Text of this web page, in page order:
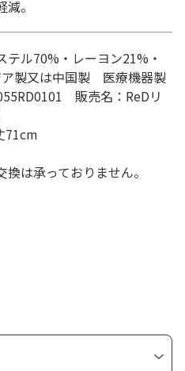
。
ル70%・レーヨン21%・
製又は中国製 医療機器製
販売名：ReDリ
71cm
換は承っておりません。